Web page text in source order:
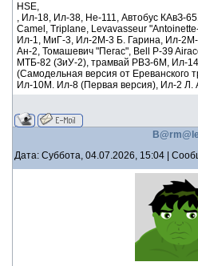
HSE,
, Ил-18, Ил-38, He-111, Автобус КАвЗ-
Camel, Triplane, Levavasseur
Ил-1, МиГ-3, Ил-2М-3 Б. Гарина, Ил-
Ан-2, Томашевич "Пегас", Bell P-39
МТБ-82 (ЗиУ-2), трамвай РВЗ-6М, Ил-
(Самодельная версия от Ереванского
Ил-10М. Ил-8 (Первая версия), Ил-2 Л.
Дата: Суббота, 04.07.2026, 15:04 |